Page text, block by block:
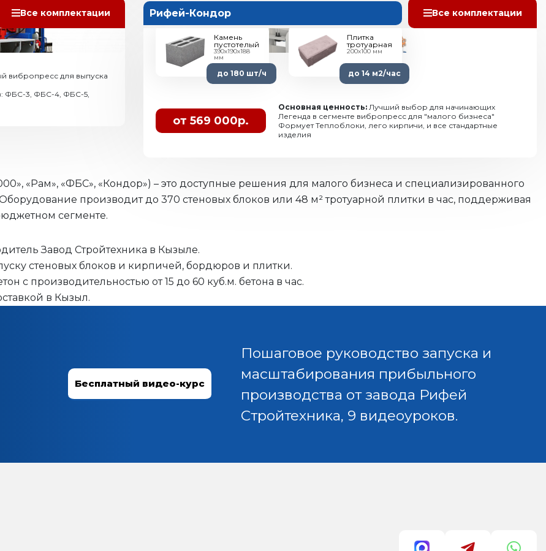
Все комплектации
вибропресс для выпуска
ФБС-3, ФБС-4, ФБС-5,
Рифей-Кондор Все комплектации
Камень
пустотелый
390х190х188
мм
до 180 шт/ч
Плитка
тротуарная
200х100 мм
до 14 м2/час
от 569 000р.
Основная ценность: Лучший выбор для начинающих
Легенда в сегменте вибропресс для "малого бизнеса"
Формует Теплоблоки, лего кирпичи, и все стандартные
изделия
«Рам», «ФБС», «Кондор») – это доступные решения для малого бизнеса и специализированного
производит до 370 стеновых блоков или 48 м² тротуарной плитки в час, поддерживая
сегменте.
Завод Стройтехника в Кызыле.
стеновых блоков и кирпичей, бордюров и плитки.
с производительностью от 15 до 60 куб.м. бетона в час.
в Кызыл.
Бесплатный видео-курс
Пошаговое руководство запуска и
масштабирования прибыльного
производства от завода Рифей
Стройтехника, 9 видеоуроков.